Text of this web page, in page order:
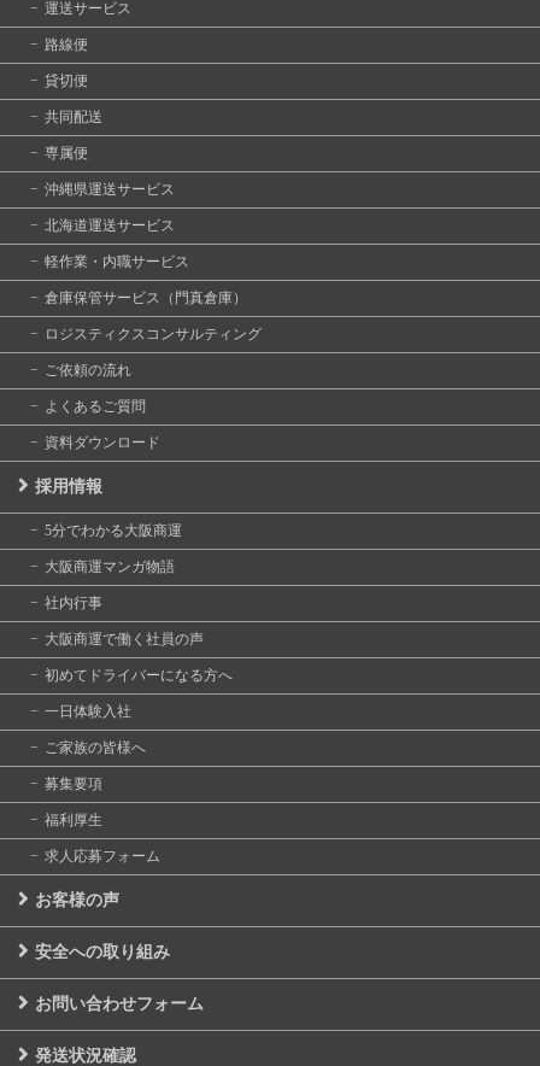
運送サービス
路線便
貸切便
共同配送
専属便
沖縄県運送サービス
北海道運送サービス
軽作業・内職サービス
倉庫保管サービス（門真倉庫）
ロジスティクスコンサルティング
ご依頼の流れ
よくあるご質問
資料ダウンロード
採用情報
5分でわかる大阪商運
大阪商運マンガ物語
社内行事
大阪商運で働く社員の声
初めてドライバーになる方へ
一日体験入社
ご家族の皆様へ
募集要項
福利厚生
求人応募フォーム
お客様の声
安全への取り組み
お問い合わせフォーム
発送状況確認